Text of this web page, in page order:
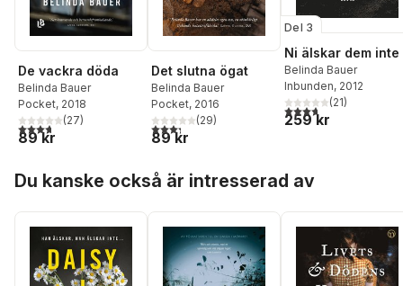
De vackra döda
Belinda Bauer
Pocket, 2018
3,7utav 5 stjärnor. Totalt antal röster:
(27)
89 kr
Det slutna ögat
Belinda Bauer
Pocket, 2016
3,3utav 5 stjärnor. Totalt antal röster:
(29)
89 kr
Del 3
Ni älskar dem inte
Belinda Bauer
Inbunden, 2012
3,7utav 5 stjärnor.
(21)
259 kr
Du kanske också är intresserad av